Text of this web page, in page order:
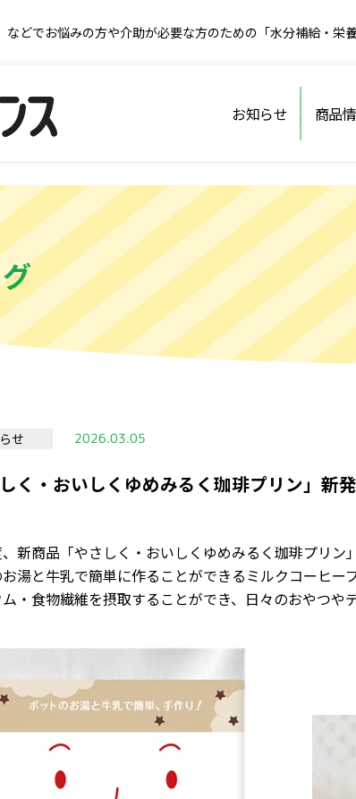
などでお悩みの方や介助が必要な方のための「水分補給・栄
お知らせ 商品
せ 2026.03.05
しく・おいしくゆめみるく珈琲プリン」新
新商品「やさしく・おいしくゆめみるく珈琲プリン
湯と牛乳で簡単に作ることができるミルクコーヒー
・食物繊維を摂取することができ、日々のおやつや